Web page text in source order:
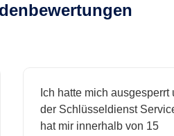
Ich hatte mich ausgesperrt und
der Schlüsseldienst Service
hat mir innerhalb von 15